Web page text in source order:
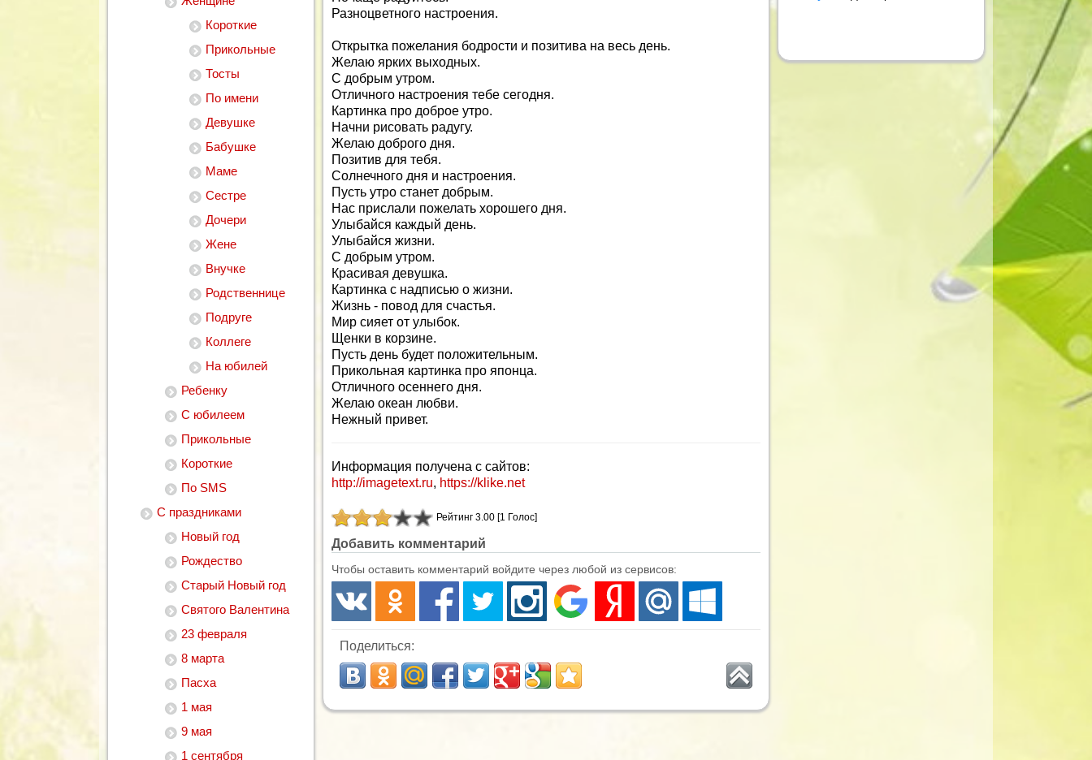
Короткие
Прикольные
Тосты
По имени
Девушке
Бабушке
Маме
Сестре
Дочери
Жене
Внучке
Родственнице
Подруге
Коллеге
На юбилей
Ребенку
С юбилеем
Прикольные
Короткие
По SMS
С праздниками
Новый год
Рождество
Старый Новый год
Святого Валентина
23 февраля
8 марта
Пасха
1 мая
9 мая
1 сентября
Разноцветного настроения.
Открытка пожелания бодрости и позитива на весь день.
Желаю ярких выходных.
С добрым утром.
Отличного настроения тебе сегодня.
Картинка про доброе утро.
Начни рисовать радугу.
Желаю доброго дня.
Позитив для тебя.
Солнечного дня и настроения.
Пусть утро станет добрым.
Нас прислали пожелать хорошего дня.
Улыбайся каждый день.
Улыбайся жизни.
С добрым утром.
Красивая девушка.
Картинка с надписью о жизни.
Жизнь - повод для счастья.
Мир сияет от улыбок.
Щенки в корзине.
Пусть день будет положительным.
Прикольная картинка про японца.
Отличного осеннего дня.
Желаю океан любви.
Нежный привет.
Информация получена с сайтов:
http://imagetext.ru, https://klike.net
Рейтинг 3.00 [1 Голос]
Добавить комментарий
Чтобы оставить комментарий войдите через любой из сервисов:
Поделиться: